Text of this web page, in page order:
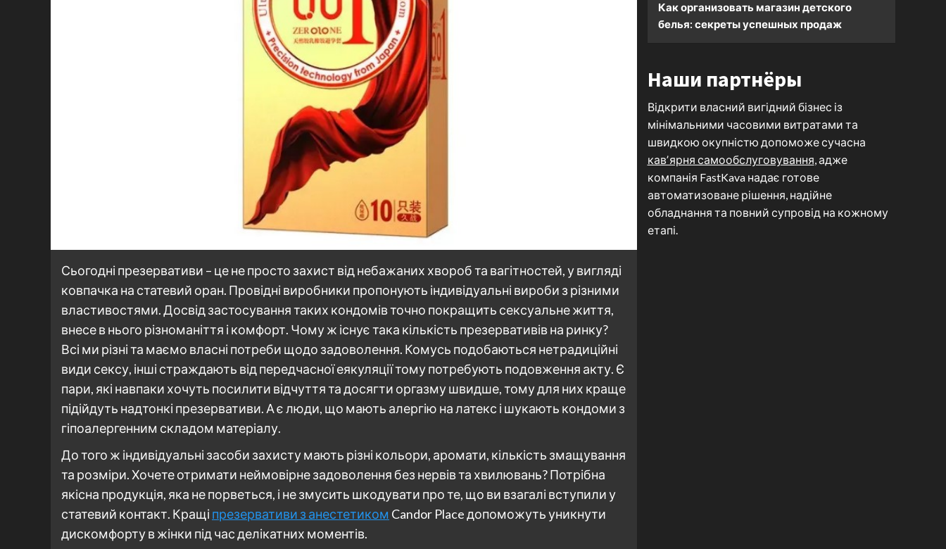
Сьогодні презервативи – це не просто захист від небажаних хвороб та вагітностей, у вигляді
ковпачка на статевий оран. Провідні виробники пропонують індивідуальні вироби з різними
властивостями. Досвід застосування таких кондомів точно покращить сексуальне життя,
внесе в нього різноманіття і комфорт. Чому ж існує така кількість презервативів на ринку?
Всі ми різні та маємо власні потреби щодо задоволення. Комусь подобаються нетрадиційні
види сексу, інші страждають від передчасної еякуляції тому потребують подовження акту. Є
пари, які навпаки хочуть посилити відчуття та досягти оргазму швидше, тому для них краще
підійдуть надтонкі презервативи. А є люди, що мають алергію на латекс і шукають кондоми з
гіпоалергенним складом матеріалу.
До того ж індивідуальні засоби захисту мають різні кольори, аромати, кількість змащування
та розміри. Хочете отримати неймовірне задоволення без нервів та хвилювань? Потрібна
якісна продукція, яка не порветься, і не змусить шкодувати про те, що ви взагалі вступили у
статевий контакт. Кращі презервативи з анестетиком Candor Place допоможуть уникнути
дискомфорту в жінки під час делікатних моментів.
Как организовать магазин детского
белья: секреты успешных продаж
Наши партнёры
Відкрити власний вигідний бізнес із
мінімальними часовими витратами та
швидкою окупністю допоможе сучасна
кавʼярня самообслуговування, адже
компанія FastKava надає готове
автоматизоване рішення, надійне
обладнання та повний супровід на кожному
етапі.